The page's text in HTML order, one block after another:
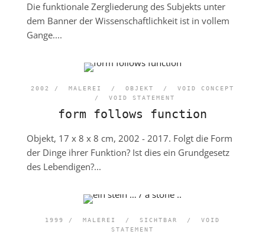
Die funktionale Zergliederung des Subjekts unter
dem Banner der Wissenschaftlichkeit ist in vollem
Gange....
2002 / MALEREI / OBJEKT / VOID CONCEPT
/ VOID STATEMENT
form follows function
Objekt, 17 x 8 x 8 cm, 2002 - 2017. Folgt die Form
der Dinge ihrer Funktion? Ist dies ein Grundgesetz
des Lebendigen?...
1999 / MALEREI / SICHTBAR / VOID
STATEMENT